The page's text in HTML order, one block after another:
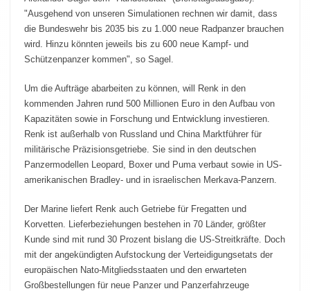
"Ausgehend von unseren Simulationen rechnen wir damit, dass
die Bundeswehr bis 2035 bis zu 1.000 neue Radpanzer brauchen
wird. Hinzu könnten jeweils bis zu 600 neue Kampf- und
Schützenpanzer kommen", so Sagel.
Um die Aufträge abarbeiten zu können, will Renk in den
kommenden Jahren rund 500 Millionen Euro in den Aufbau von
Kapazitäten sowie in Forschung und Entwicklung investieren.
Renk ist außerhalb von Russland und China Marktführer für
militärische Präzisionsgetriebe. Sie sind in den deutschen
Panzermodellen Leopard, Boxer und Puma verbaut sowie in US-
amerikanischen Bradley- und in israelischen Merkava-Panzern.
Der Marine liefert Renk auch Getriebe für Fregatten und
Korvetten. Lieferbeziehungen bestehen in 70 Länder, größter
Kunde sind mit rund 30 Prozent bislang die US-Streitkräfte. Doch
mit der angekündigten Aufstockung der Verteidigungsetats der
europäischen Nato-Mitgliedsstaaten und den erwarteten
Großbestellungen für neue Panzer und Panzerfahrzeuge